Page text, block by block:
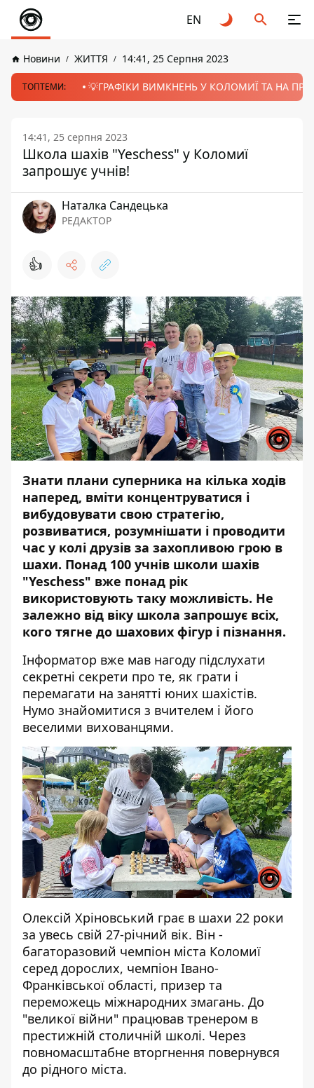
EN
Новини ЖИТТЯ 14:41, 25 Серпня 2023
ТОПТЕМИ: 💡ГРАФІКИ ВИМКНЕНЬ У КОЛОМИЇ ТА НА
14:41, 25 серпня 2023
Школа шахів "Yeschess" у Коломиї
запрошує учнів!
Наталка Сандецька
РЕДАКТОР
👍
Знати плани суперника на кілька ходів
наперед, вміти концентруватися і
вибудовувати свою стратегію,
розвиватися, розумнішати і проводити
час у колі друзів за захопливою грою в
шахи. Понад 100 учнів школи шахів
"Yeschess" вже понад рік
використовують таку можливість. Не
залежно від віку школа запрошує всіх,
кого тягне до шахових фігур і пізнання.
Інформатор вже мав нагоду підслухати
секретні секрети про те, як грати і
перемагати на занятті юних шахістів.
Нумо знайомитися з вчителем і його
веселими вихованцями.
Олексій Хріновський грає в шахи 22 роки
за увесь свій 27-річний вік. Він -
багаторазовий чемпіон міста Коломиї
серед дорослих, чемпіон Івано-
Франківської області, призер та
переможець міжнародних змагань. До
"великої війни" працював тренером в
престижній столичній школі. Через
повномасштабне вторгнення повернувся
до рідного міста.